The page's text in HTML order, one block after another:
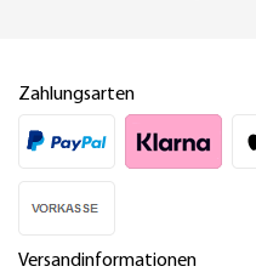
Zahlungsarten
Versandinformationen